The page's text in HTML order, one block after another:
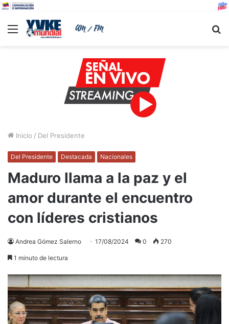
Menu
Inicio / Del Presidente
Del Presidente Destacada Nacionales
Maduro llama a la paz y el
amor durante el encuentro
con líderes cristianos
Andrea Gómez Salerno 17/08/2024 0 270
1 minuto de lectura